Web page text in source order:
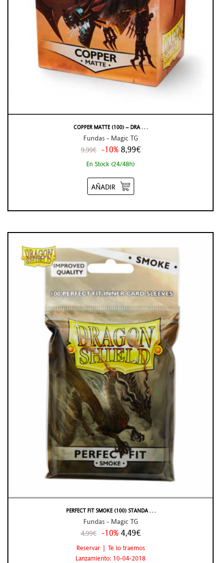
COPPER MATTE (100) – DRA . . .
Fundas - Magic TG
9,99€ -10% 8,99€
En Stock (24/48h)
AÑADIR
PERFECT FIT SMOKE (100) STANDA . . .
Fundas - Magic TG
4,99€ -10% 4,49€
Reservar | Te lo traemos
Lanzamiento: 10-04-2018